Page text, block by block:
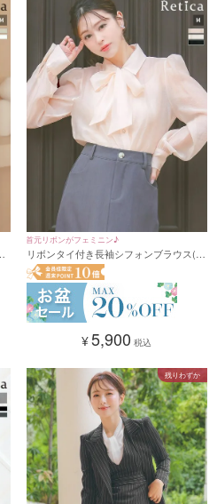
首元リボンがフェミニン♪
リボンタイ付き長袖シフォンブラウス(M
サイズ) (ピンクベージュ/アイボリー/ブラ
ック)
¥5,900 税込
残りわずか